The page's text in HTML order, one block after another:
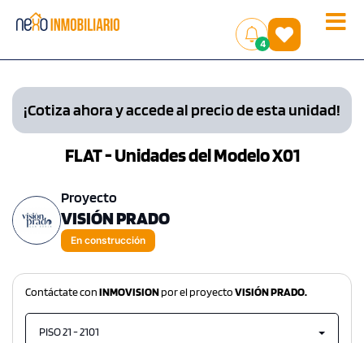
Toggle
4
()
¡Cotiza ahora y accede al precio de esta unidad!
FLAT - Unidades del Modelo X01
Proyecto
VISIÓN PRADO
En construcción
Contáctate conINMOVISIONpor el proyectoVISIÓN PRADO.
PISO 21 - 2101